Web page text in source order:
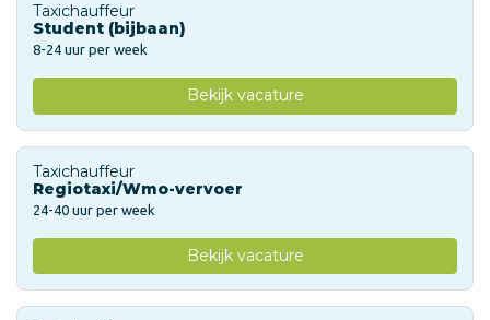
Taxichauffeur
Student (bijbaan)
8-24 uur per week
Bekijk vacature
Taxichauffeur
Regiotaxi/Wmo-vervoer
24-40 uur per week
Bekijk vacature